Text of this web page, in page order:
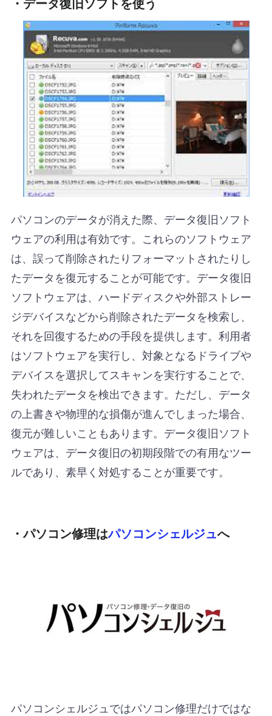
パソコンのデータが消えた際、データ復旧ソフト
ウェアの利用は有効です。これらのソフトウェア
は、誤って削除されたりフォーマットされたりし
たデータを復元することが可能です。データ復旧
ソフトウェアは、ハードディスクや外部ストレー
ジデバイスなどから削除されたデータを検索し、
それを回復するための手段を提供します。利用者
はソフトウェアを実行し、対象となるドライブや
デバイスを選択してスキャンを実行することで、
失われたデータを検出できます。ただし、データ
の上書きや物理的な損傷が進んでしまった場合、
復元が難しいこともあります。データ復旧ソフト
ウェアは、データ復旧の初期段階での有用なツー
ルであり、素早く対処することが重要です。
・パソコン修理はパソコンシェルジュへ
パソコンシェルジュではパソコン修理だけではな